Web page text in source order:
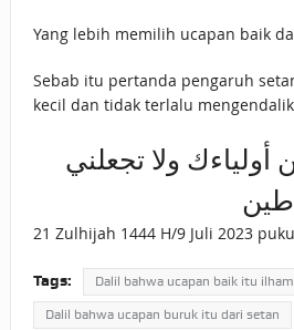
Yang lebih memilih ucapan baik
Sebab itu pertanda pengaruh
kecil dan tidak terlalu
أولياءك ولا تجعلني
21 Zulhijah 1444 H/9 Juli 2023
Tags: Dalil bahwa ucapan baik itu ilham
Dalil bahwa ucapan buruk itu dari setan